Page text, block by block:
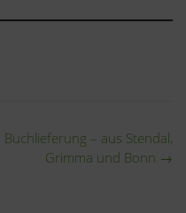
Buchlieferung – aus Stendal,
Grimma und Bonn →